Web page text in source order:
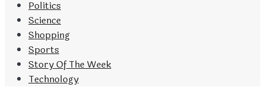
Politics
Science
Shopping
Sports
Story Of The Week
Technology